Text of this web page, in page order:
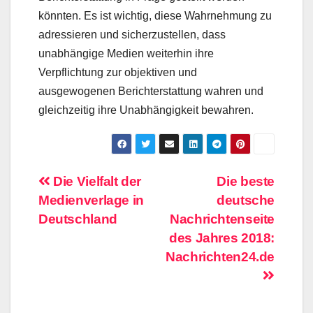
könnten. Es ist wichtig, diese Wahrnehmung zu
adressieren und sicherzustellen, dass
unabhängige Medien weiterhin ihre
Verpflichtung zur objektiven und
ausgewogenen Berichterstattung wahren und
gleichzeitig ihre Unabhängigkeit bewahren.
BeitragsnavigationDie beste
deutsche
Nachrichtenseite
des Jahres 2018:
Nachrichten24.de
Die Vielfalt der
Medienverlage in
Deutschland